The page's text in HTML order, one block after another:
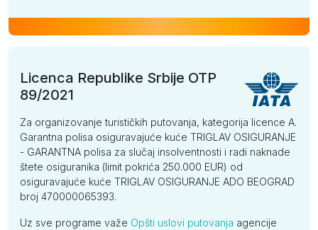
Licenca Republike Srbije OTP
89/2021
Za organizovanje turističkih putovanja, kategorija licence A.
Garantna polisa osiguravajuće kuće TRIGLAV OSIGURANJE
- GARANTNA polisa za slučaj insolventnosti i radi naknade
štete osiguranika (limit pokrića 250.000 EUR) od
osiguravajuće kuće TRIGLAV OSIGURANJE ADO BEOGRAD
broj 470000065393.
Uz sve programe važe Opšti uslovi putovanja agencije